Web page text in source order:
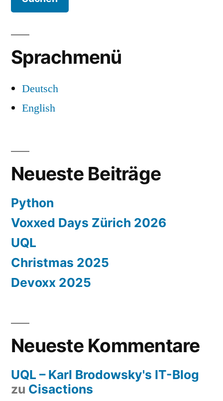
Sprachmenü
Deutsch
English
Neueste Beiträge
Python
Voxxed Days Zürich 2026
UQL
Christmas 2025
Devoxx 2025
Neueste Kommentare
UQL – Karl Brodowsky's IT-Blog
zu Cisactions